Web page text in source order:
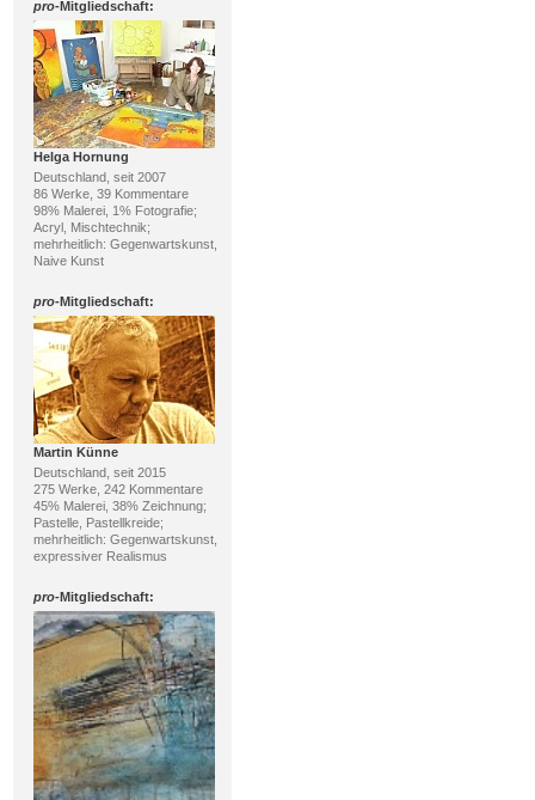
pro-Mitgliedschaft:
Helga Hornung
Deutschland, seit 2007
86 Werke, 39 Kommentare
98% Malerei, 1% Fotografie;
Acryl, Mischtechnik;
mehrheitlich: Gegenwartskunst,
Naive Kunst
pro-Mitgliedschaft:
Martin Künne
Deutschland, seit 2015
275 Werke, 242 Kommentare
45% Malerei, 38% Zeichnung;
Pastelle, Pastellkreide;
mehrheitlich: Gegenwartskunst,
expressiver Realismus
pro-Mitgliedschaft: